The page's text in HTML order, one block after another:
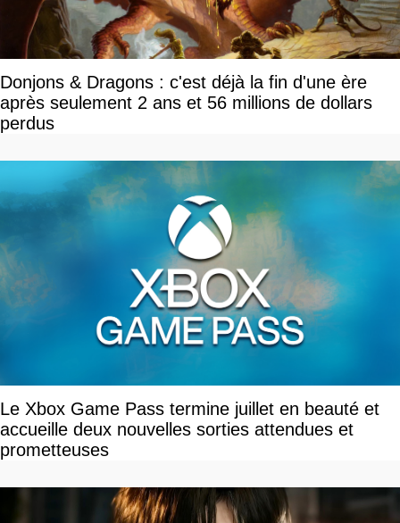
Donjons & Dragons : c'est déjà la fin d'une ère
après seulement 2 ans et 56 millions de dollars
perdus
Le Xbox Game Pass termine juillet en beauté et
accueille deux nouvelles sorties attendues et
prometteuses